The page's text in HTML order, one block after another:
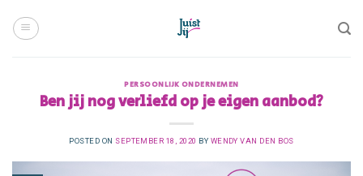
content
PERSOONLIJK ONDERNEMEN
Ben jij nog verliefd op je eigen aanbod?
POSTED ON SEPTEMBER 18, 2020 BY WENDY VAN DEN BOS